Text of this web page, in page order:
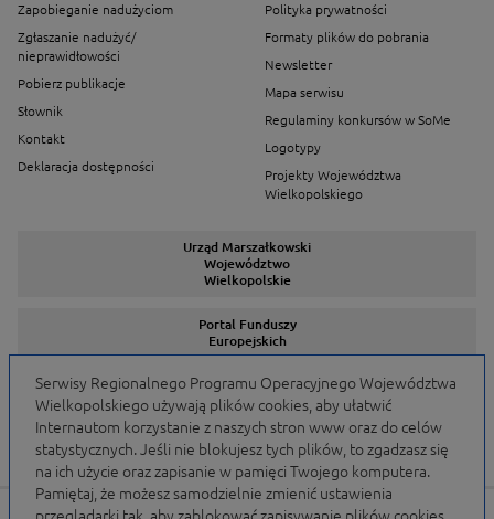
Zapobieganie nadużyciom
Zgłaszanie nadużyć/
nieprawidłowości
Pobierz publikacje
Słownik
Kontakt
Deklaracja dostępności
Polityka prywatności
Formaty plików do pobrania
Newsletter
Mapa serwisu
Regulaminy konkursów w SoMe
Logotypy
Projekty Województwa
Wielkopolskiego
Urząd Marszałkowski
Województwo
Wielkopolskie
Portal Funduszy
Europejskich
Serwisy Programów
Serwisy Regionalnego Programu Operacyjnego Województwa
Wielkopolskiego używają plików cookies, aby ułatwić
Internautom korzystanie z naszych stron www oraz do celów
statystycznych. Jeśli nie blokujesz tych plików, to zgadzasz się
na ich użycie oraz zapisanie w pamięci Twojego komputera.
Pamiętaj, że możesz samodzielnie zmienić ustawienia